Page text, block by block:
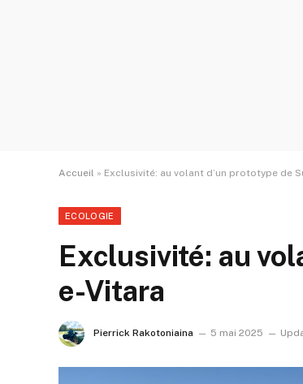
Accueil » Exclusivité: au volant d’un prototype de
ECOLOGIE
Exclusivité: au
e-Vitara
Pierrick Rakotoniaina 5 mai 2025